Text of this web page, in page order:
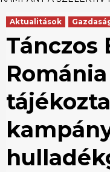
Aktualitások
Tánczos